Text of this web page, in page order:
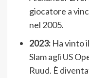
giocatore a
nel 2005.
2023: Ha vinto
Slam agli US
Ruud. È